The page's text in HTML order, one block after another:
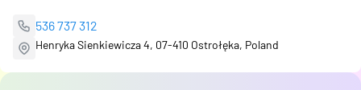
536 737 312
Henryka Sienkiewicza 4, 07-410 Ostrołęka, Poland